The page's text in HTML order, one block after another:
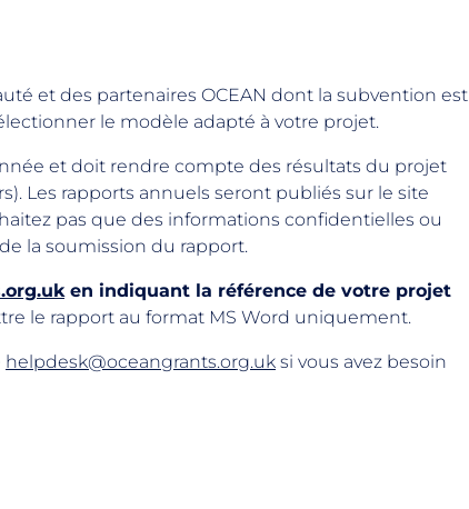
et des partenaires OCEAN dont la subvention est
le modèle adapté à votre projet.
et doit rendre compte des résultats du projet
Les rapports annuels seront publiés sur le site
pas que des informations confidentielles ou
la soumission du rapport.
en indiquant la référence de votre projet
le rapport au format MS Word uniquement.
helpdesk@oceangrants.org.uk si vous avez besoin